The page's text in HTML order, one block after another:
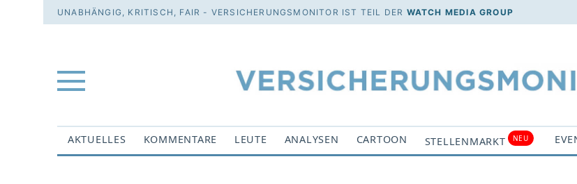
UNABHÄNGIG, KRITISCH, FAIR - VERSICHERUNGSMONITOR IST TEIL DER WATCH MEDIA GROUP
AKTUELLES KOMMENTARE LEUTE ANALYSEN CARTOON STELLENMARKT NEU